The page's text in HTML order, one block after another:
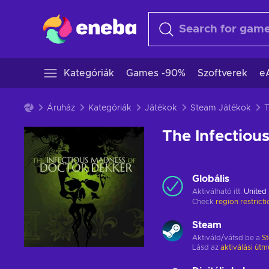
Kategóriák Games -90% Szoftverek
Áruház Kategóriák Játékok Steam Játékok
The
Globális
Aktiválható itt: United
Check region
Steam
Aktiváld/vátsd be a
Lásd az aktiválási